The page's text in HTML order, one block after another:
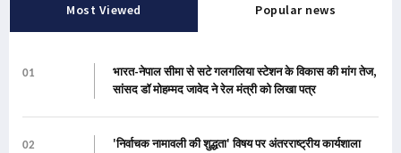
Most Viewed Popular news
01
भारत-नेपाल सीमा से सटे गलगलिया स्टेशन के विकास की मांग तेज,
सांसद डॉ मोहम्मद जावेद ने रेल मंत्री को लिखा पत्र
02
'निर्वाचक नामावली की शुद्धता' विषय पर अंतरराष्ट्रीय कार्यशाला